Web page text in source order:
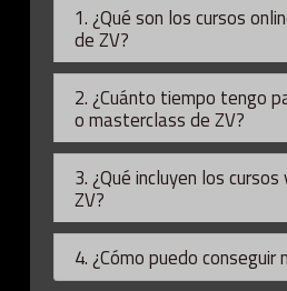
1. ¿Qué son los cursos
de ZV?
2. ¿Cuánto tiempo tengo
o masterclass de ZV?
3. ¿Qué incluyen los
ZV?
4. ¿Cómo puedo